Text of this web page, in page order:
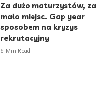
Za dużo maturzystów, za
mało miejsc. Gap year
sposobem na kryzys
rekrutacyjny
6 Min Read